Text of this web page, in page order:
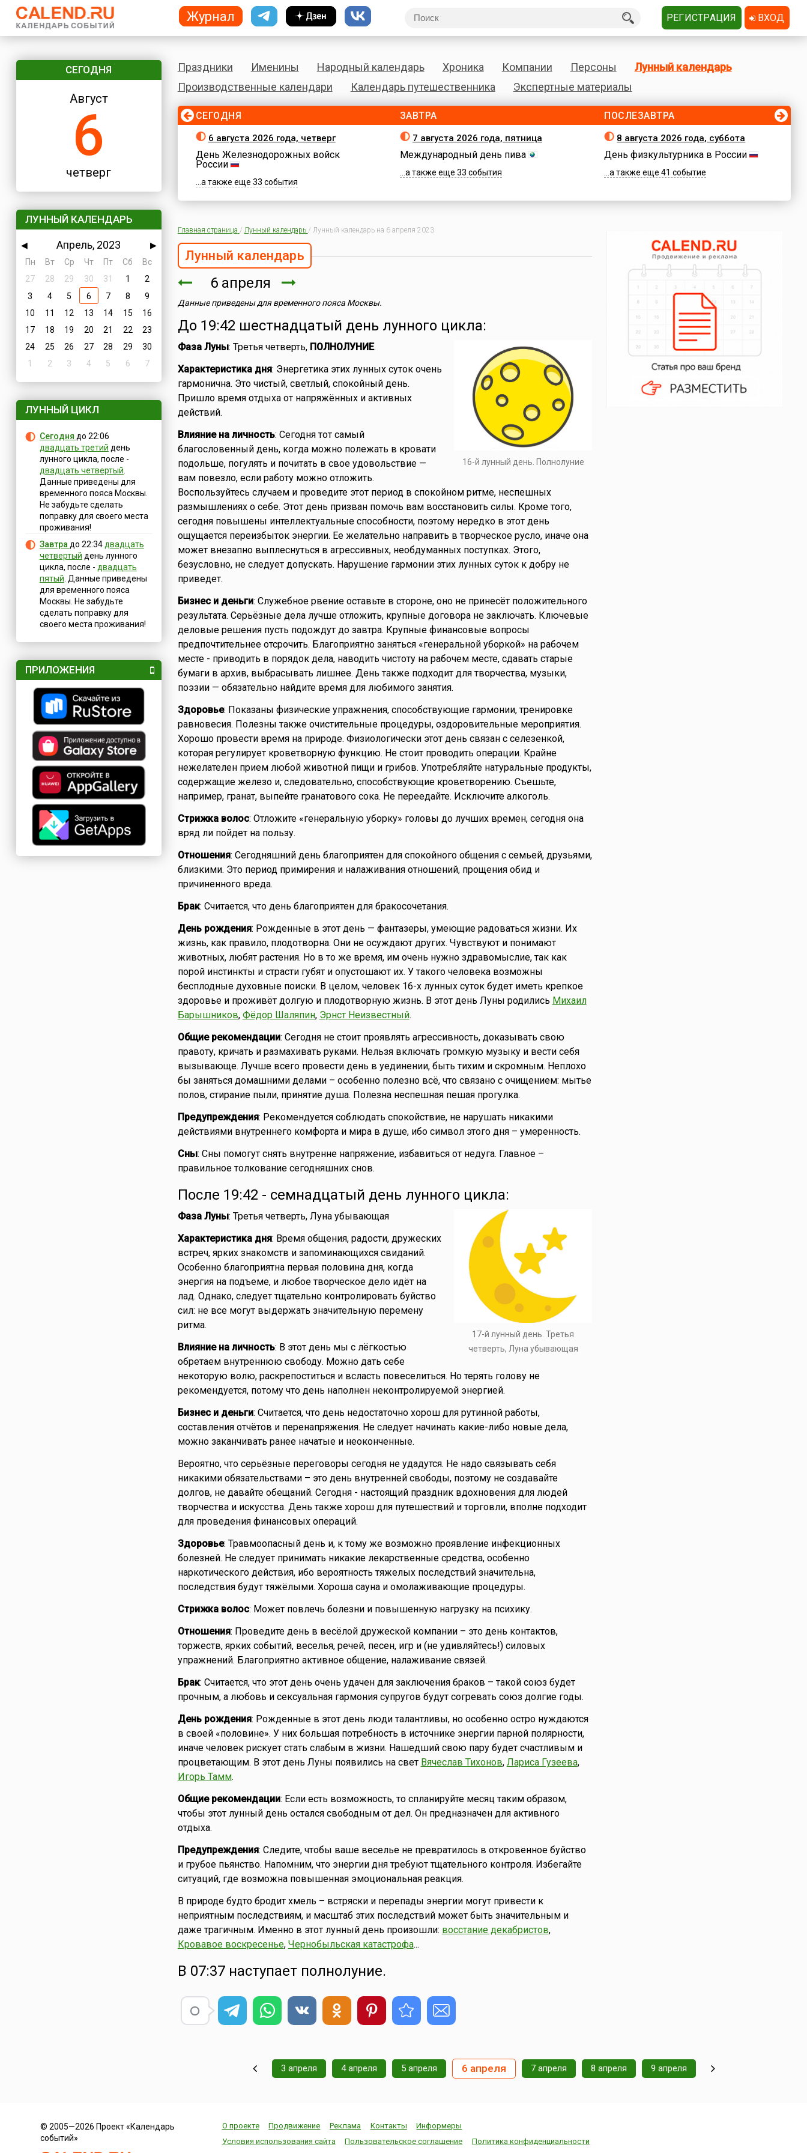
СЕГОДНЯ
Август
6
четверг
ЛУННЫЙ КАЛЕНДАРЬ
◀ Апрель, 2023
▶
Пн
Вт Ср Чт Пт Сб
Вс
27
28 29 30 31 1
2
3
4 5 6 7 8
9
10
11 12 13 14 15
16
17
18 19 20 21 22
23
24
25 26 27 28 29
30
1
2 3 4 5 6 7
ЛУННЫЙ ЦИКЛ
Сегодня до 22:06
двадцать третий день
лунного цикла, после -
двадцать четвертый
Данные приведены для
временного пояса Москвы.
Не забудьте сделать
поправку для своего места
проживания!
Завтра до 22:34 двадцать
четвертый день лунного
цикла, после - двадцать
пятый . Данные приведены
для временного пояса
Москвы. Не забудьте
сделать поправку для
своего места проживания!
ПРИЛОЖЕНИЯ
Праздники Именины Народный календарь Хроника Компании Персоны
Лунный календарь
Производственные календари
Календарь путешественника Экспертные материалы
СЕГОДНЯ
6 августа 2026 года, четверг
День Железнодорожных войск
России
...а также еще 33 события
ЗАВТРА
7 августа 2026 года, пятница
Международный день пива
...а также еще 33 события
ПОСЛЕЗАВТРА
8 августа 2026 года, суббота
День физкультурника в России
...а также еще 41 событие
Главная страница / Лунный календарь / Лунный календарь на 6 апреля 2023
Лунный календарь
6 апреля
Данные приведены для временного пояса Москвы.
До 19:42 шестнадцатый день лунного цикла:
16-й лунный день. Полнолуние
Фаза Луны: Третья четверть, ПОЛНОЛУНИЕ.
Характеристика дня: Энергетика этих лунных суток очень
гармонична. Это чистый, светлый, спокойный день.
Пришло время отдыха от напряжённых и активных
действий.
Влияние на личность: Сегодня тот самый
благословенный день, когда можно полежать в кровати
подольше, погулять и почитать в свое удовольствие —
вам повезло, если работу можно отложить.
Воспользуйтесь случаем и проведите этот период в спокойном ритме, неспешных
размышлениях о себе. Этот день призван помочь вам восстановить силы. Кроме того,
сегодня повышены интеллектуальные способности, поэтому нередко в этот день
ощущается переизбыток энергии. Ее желательно направить в творческое русло, иначе она
может внезапно выплеснуться в агрессивных, необдуманных поступках. Этого,
безусловно, не следует допускать. Нарушение гармонии этих лунных суток к добру не
приведет.
Бизнес и деньги: Служебное рвение оставьте в стороне, оно не принесёт положительного
результата. Серьёзные дела лучше отложить, крупные договора не заключать. Ключевые
деловые решения пусть подождут до завтра. Крупные финансовые вопросы
предпочтительнее отсрочить. Благоприятно заняться «генеральной уборкой» на рабочем
месте - приводить в порядок дела, наводить чистоту на рабочем месте, сдавать старые
бумаги в архив, выбрасывать лишнее. День также подходит для творчества, музыки,
поэзии — обязательно найдите время для любимого занятия.
Здоровье: Показаны физические упражнения, способствующие гармонии, тренировке
равновесия. Полезны также очистительные процедуры, оздоровительные мероприятия.
Хорошо провести время на природе. Физиологически этот день связан с селезенкой,
которая регулирует кроветворную функцию. Не стоит проводить операции. Крайне
нежелателен прием любой животной пищи и грибов. Употребляйте натуральные продукты,
содержащие железо и, следовательно, способствующие кроветворению. Съешьте,
например, гранат, выпейте гранатового сока. Не переедайте. Исключите алкоголь.
Стрижка волос: Отложите «генеральную уборку» головы до лучших времен, сегодня она
вряд ли пойдет на пользу.
Отношения: Сегодняшний день благоприятен для спокойного общения с семьей, друзьями,
близкими. Это период примирения и налаживания отношений, прощения обид и
причиненного вреда.
Брак: Считается, что день благоприятен для бракосочетания.
День рождения: Рожденные в этот день — фантазеры, умеющие радоваться жизни. Их
жизнь, как правило, плодотворна. Они не осуждают других. Чувствуют и понимают
животных, любят растения. Но в то же время, им очень нужно здравомыслие, так как
порой инстинкты и страсти губят и опустошают их. У такого человека возможны
бесплодные духовные поиски. В целом, человек 16-х лунных суток будет иметь крепкое
здоровье и проживёт долгую и плодотворную жизнь. В этот день Луны родились Михаил
Барышников, Фёдор Шаляпин, Эрнст Неизвестный.
Общие рекомендации: Сегодня не стоит проявлять агрессивность, доказывать свою
правоту, кричать и размахивать руками. Нельзя включать громкую музыку и вести себя
вызывающе. Лучше всего провести день в уединении, быть тихим и скромным. Неплохо
бы заняться домашними делами – особенно полезно всё, что связано с очищением: мытье
полов, стирание пыли, принятие душа. Полезна неспешная пешая прогулка.
Предупреждения: Рекомендуется соблюдать спокойствие, не нарушать никакими
действиями внутреннего комфорта и мира в душе, ибо символ этого дня – умеренность.
Сны: Сны помогут снять внутренне напряжение, избавиться от недуга. Главное –
правильное толкование сегодняшних снов.
После 19:42 - семнадцатый день лунного цикла:
17-й лунный день. Третья
четверть, Луна убывающая
Фаза Луны: Третья четверть, Луна убывающая
Характеристика дня: Время общения, радости, дружеских
встреч, ярких знакомств и запоминающихся свиданий.
Особенно благоприятна первая половина дня, когда
энергия на подъеме, и любое творческое дело идёт на
лад. Однако, следует тщательно контролировать буйство
сил: не все могут выдержать значительную перемену
ритма.
Влияние на личность: В этот день мы с лёгкостью
обретаем внутреннюю свободу. Можно дать себе
некоторую волю, раскрепоститься и всласть повеселиться. Но терять голову не
рекомендуется, потому что день наполнен неконтролируемой энергией.
Бизнес и деньги: Считается, что день недостаточно хорош для рутинной работы,
составления отчётов и перенапряжения. Не следует начинать какие-либо новые дела,
можно заканчивать ранее начатые и неоконченные.
Вероятно, что серьёзные переговоры сегодня не удадутся. Не надо связывать себя
никакими обязательствами – это день внутренней свободы, поэтому не создавайте
долгов, не давайте обещаний. Сегодня - настоящий праздник вдохновения для людей
творчества и искусства. День также хорош для путешествий и торговли, вполне подходит
для проведения финансовых операций.
Здоровье: Травмоопасный день и, к тому же возможно проявление инфекционных
болезней. Не следует принимать никакие лекарственные средства, особенно
наркотического действия, ибо вероятность тяжелых последствий значительна,
последствия будут тяжёлыми. Хороша сауна и омолаживающие процедуры.
Стрижка волос: Может повлечь болезни и повышенную нагрузку на психику.
Отношения: Проведите день в весёлой дружеской компании – это день контактов,
торжеств, ярких событий, веселья, речей, песен, игр и (не удивляйтесь!) силовых
упражнений. Благоприятно активное общение, налаживание связей.
Брак: Считается, что этот день очень удачен для заключения браков – такой союз будет
прочным, а любовь и сексуальная гармония супругов будут согревать союз долгие годы.
День рождения: Рожденные в этот день люди талантливы, но особенно остро нуждаются
в своей «половине». У них большая потребность в источнике энергии парной полярности,
иначе человек рискует стать слабым в жизни. Нашедший свою пару будет счастливым и
процветающим. В этот день Луны появились на свет Вячеслав Тихонов, Лариса Гузеева,
Игорь Тамм.
Общие рекомендации: Если есть возможность, то спланируйте месяц таким образом,
чтобы этот лунный день остался свободным от дел. Он предназначен для активного
отдыха.
Предупреждения: Следите, чтобы ваше веселье не превратилось в откровенное буйство
и грубое пьянство. Напомним, что энергии дня требуют тщательного контроля. Избегайте
ситуаций, где возможна повышенная эмоциональная реакция.
В природе будто бродит хмель – встряски и перепады энергии могут привести к
неприятным последствиям, и масштаб этих последствий может быть значительным и
даже трагичным. Именно в этот лунный день произошли: восстание декабристов,
Кровавое воскресенье, Чернобыльская катастрофа...
В 07:37 наступает полнолуние.
3 апреля 4 апреля 5 апреля 6 апреля 7 апреля 8 апреля 9 апреля
© 2005—2026 Проект «Календарь
событий»
О проекте Продвижение Реклама Контакты
Информеры
Условия использования сайта
Пользовательское соглашение Политика конфиденциальности
Журнал РЕГИСТРАЦИЯ ВХОД